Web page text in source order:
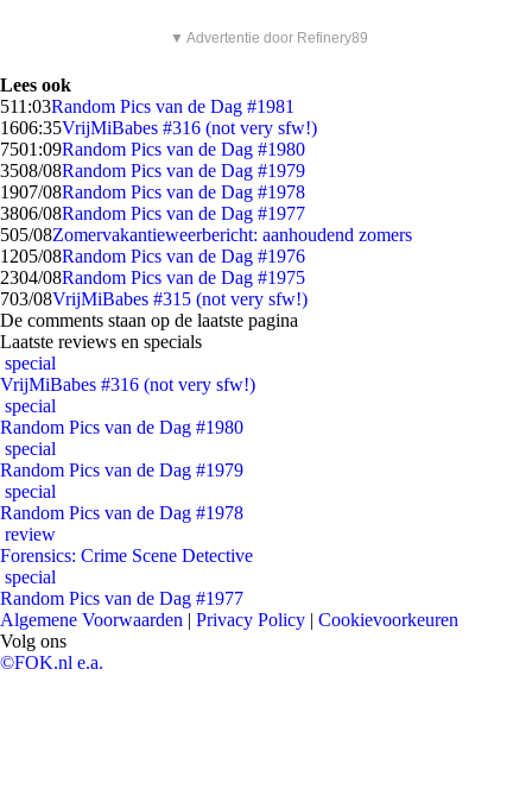
▼ Advertentie door Refinery89
Lees ook
511:03Random Pics van de Dag #1981
1606:35VrijMiBabes #316 (not very sfw!)
7501:09Random Pics van de Dag #1980
3508/08Random Pics van de Dag #1979
1907/08Random Pics van de Dag #1978
3806/08Random Pics van de Dag #1977
505/08Zomervakantieweerbericht: aanhoudend zomers
1205/08Random Pics van de Dag #1976
2304/08Random Pics van de Dag #1975
703/08VrijMiBabes #315 (not very sfw!)
De comments staan op de laatste pagina
Laatste reviews en specials
special
VrijMiBabes #316 (not very sfw!)
special
Random Pics van de Dag #1980
special
Random Pics van de Dag #1979
special
Random Pics van de Dag #1978
review
Forensics: Crime Scene Detective
special
Random Pics van de Dag #1977
Algemene Voorwaarden | Privacy Policy | Cookievoorkeuren
Volg ons
©FOK.nl e.a.